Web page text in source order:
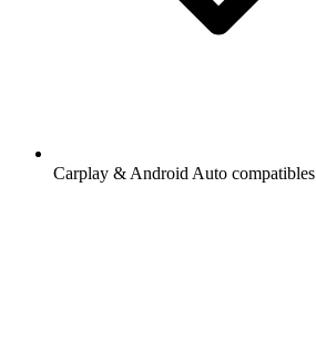
Carplay & Android Auto compatibles